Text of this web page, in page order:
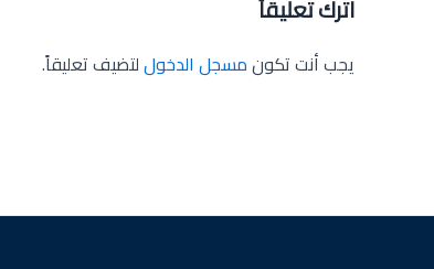
اترك تعليقاً
يجب أنت تكونمسجل الدخوللتضيف تعليقاً.